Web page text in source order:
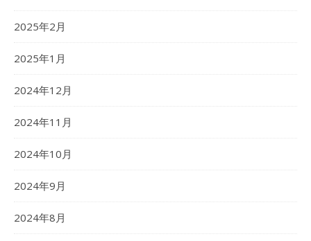
2025年2月
2025年1月
2024年12月
2024年11月
2024年10月
2024年9月
2024年8月